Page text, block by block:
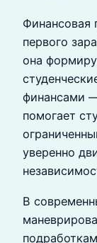
Финансовая
первого
она
финансами
помогает
уверенно
В